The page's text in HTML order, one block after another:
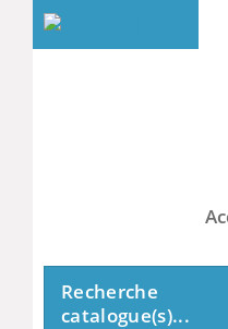
Recherche
catalogue(s)...